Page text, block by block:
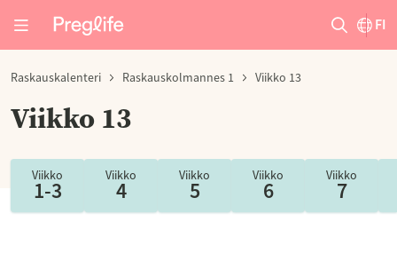
FI
Raskauskalenteri Raskauskolmannes 1 Viikko 13
Viikko 13
Viikko
1-3
Viikko
4
Viikko
5
Viikko
6
Viikko
7